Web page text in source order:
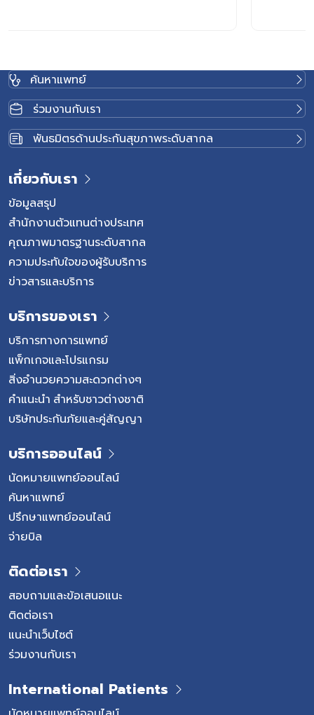
ทย์
งับปวด
ากร
รู้และ
ายในหัวข้อ
in
เน้นการ
การ
ลดความด
มาะสมมี
กีฬาใน
การมีส่วน
ทศครั้งนี้
อร์เนชัน
พทย์และทีม
พทย์
เลือด และทีมสหสาขาวิชาชีพที่เกี่ยวข้องโดยมีการ
กัน เพื่อนำเทคโนโลยีหุ่นยนต์มาใช้ทดแทนการผ่าตั
ท้องแบบเดิม ลดการบาดเจ็บของเนื้อเยื่อ ลดการ
ลดความเสี่ยงการติดเชื้อหรือภาวะแทรกซ้อนหลัง
ให้ผู้ป่วยฟื้นตัวได้เร็วขึ้น เมื่อเทียบกับการปลูกถ่าย
ดั้งเดิม ทั้งนี้ การผ่าตัดปลูกถ่ายไตด้วยหุ่นยนต์ช่
ประเทศทั่วโลก ความสำเร็จในครั้งนี้ถือเป็นก้าวสำ
พยาบาลเวชธานี อินเตอร์เนชันแนล ให้มีประสิทธิภา
ปลอดภัยยิ่งขึ้น
ค้นหาแพทย์
ร่วมงานกับเรา
พันธมิตรด้านประกันสุขภาพระดับสากล
เกี่ยวกับเรา
ข้อมูลสรุป
สำนักงานตัวแทนต่างประเทศ
คุณภาพมาตรฐานระดับสากล
ความประทับใจของผู้รับบริการ
ข่าวสารและบริการ
บริการของเรา
บริการทางการแพทย์
แพ็กเกจและโปรแกรม
สิ่งอำนวยความสะดวกต่างๆ
คำแนะนำ สำหรับชาวต่างชาติ
บริษัทประกันภัยและคู่สัญญา
บริการออนไลน์
นัดหมายแพทย์ออนไลน์
ค้นหาแพทย์
ปรึกษาแพทย์ออนไลน์
จ่ายบิล
ติดต่อเรา
สอบถามและข้อเสนอแนะ
ติดต่อเรา
แนะนำเว็บไซต์
ร่วมงานกับเรา
International Patients